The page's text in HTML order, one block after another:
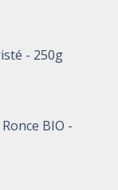
- 250g
BIO -